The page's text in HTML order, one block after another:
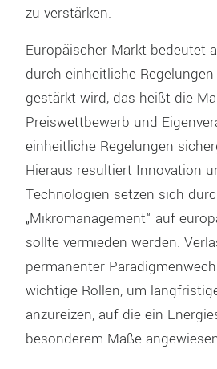
zu verstärken.
Europäischer Markt bedeutet
durch einheitliche
gestärkt wird, das heißt die
Preiswettbewerb und
einheitliche Regelungen
Hieraus resultiert Innovation
Technologien setzen sich
„Mikromanagement“ auf
sollte vermieden werden.
permanenter
wichtige Rollen, um
anzureizen, auf die ein
besonderem Maße